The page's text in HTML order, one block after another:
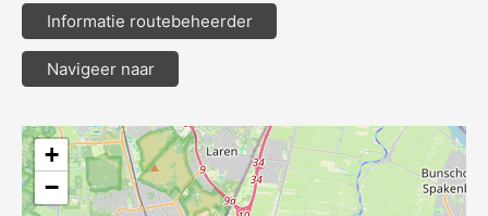
Informatie routebeheerder
Navigeer naar
+
−